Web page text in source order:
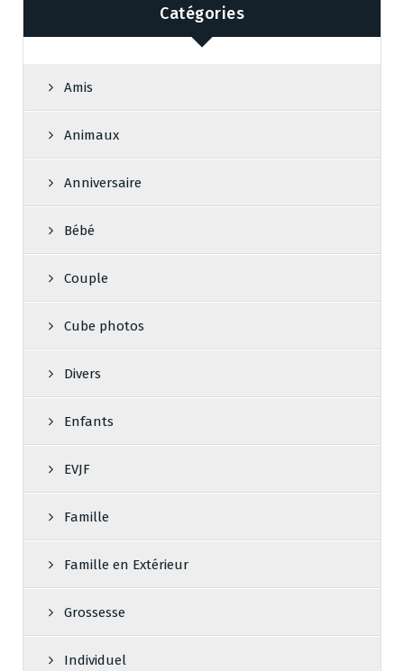
Catégories
Amis
Animaux
Anniversaire
Bébé
Couple
Cube photos
Divers
Enfants
EVJF
Famille
Famille en Extérieur
Grossesse
Individuel